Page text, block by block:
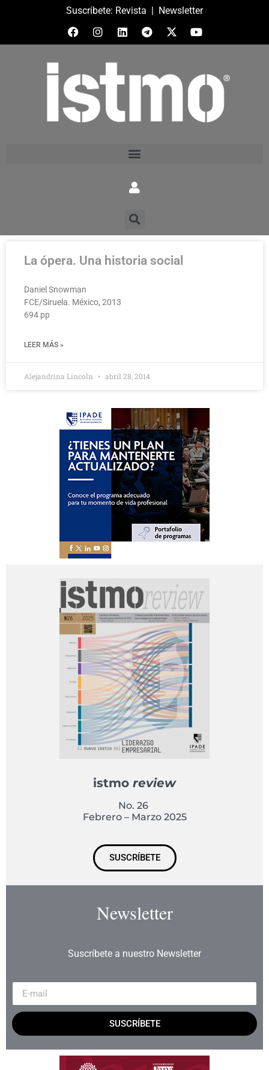
Suscríbete: Revista | Newsletter
La ópera. Una historia social
Daniel Snowman
FCE/Siruela. México, 2013
694 pp
LEER MÁS »
Alejandrina Lincoln abril 28, 2014
istmo review
No. 26
Febrero – Marzo 2025
SUSCRÍBETE
Newsletter
Suscríbete a nuestro Newsletter
SUSCRÍBETE